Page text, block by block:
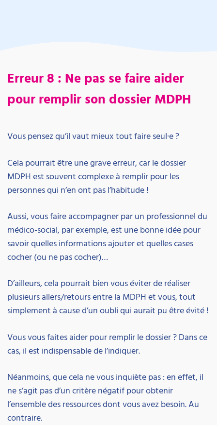
Erreur 8 : Ne pas se faire aider
pour remplir son dossier MDPH
Vous pensez qu’il vaut mieux tout faire seul·e ?
Cela pourrait être une grave erreur, car le dossier
MDPH est souvent complexe à remplir pour les
personnes qui n’en ont pas l’habitude !
Aussi, vous faire accompagner par un professionnel du
médico-social, par exemple, est une bonne idée pour
savoir quelles informations ajouter et quelles cases
cocher (ou ne pas cocher)…
D’ailleurs, cela pourrait bien vous éviter de réaliser
plusieurs allers/retours entre la MDPH et vous, tout
simplement à cause d’un oubli qui aurait pu être évité !
Vous vous faites aider pour remplir le dossier ? Dans ce
cas, il est indispensable de l’indiquer.
Néanmoins, que cela ne vous inquiète pas : en effet, il
ne s’agit pas d’un critère négatif pour obtenir
l’ensemble des ressources dont vous avez besoin. Au
contraire.